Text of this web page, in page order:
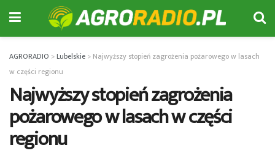
AGRORADIO >Lubelskie > Najwyższy stopień zagrożenia pożarowego w lasach
w części regionu
Najwyższy stopień zagrożenia
pożarowego w lasach w części
regionu